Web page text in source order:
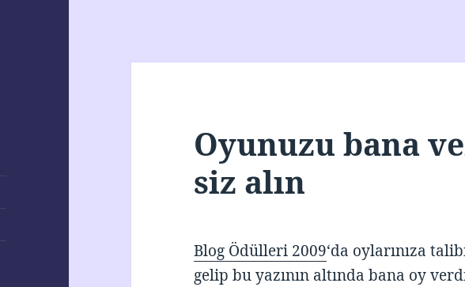
Oyunuzu bana
siz alın
Blog Ödülleri 2009‘da oylarınıza
gelip bu yazının altında bana oy